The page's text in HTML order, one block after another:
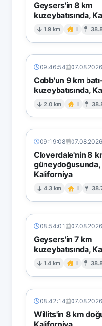
Geysers'in 8 km
kuzeybatısında,
1.9 km I
09:46:54 07.08.2026
Cobb'un 9 km
kuzeybatısında,
2.0 km I
09:19:08 07.08.2026
Cloverdale'nin 8
güneydoğusunda,
Kaliforniya
4.3 km I
08:54:01 07.08.2026
Geysers'in 7 km
kuzeybatısında,
1.4 km I
08:42:14 07.08.2026
Willits'in 8 km
Kaliforniya